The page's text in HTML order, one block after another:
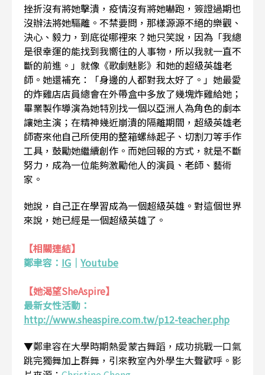
挫折沒有將她擊潰，疫情沒有將她嚇跑，簽證過期也
沒辦法將她驅離。不禁要問，那樣源源不絕的樂觀、
決心、毅力，到底從哪裡來？她只笑說，因為「我總
是很幸運的能找到我嚮往的人事物，所以我就一直不
斷的前進。」就像《歌劇魅影》和她的超級英雄老
師。她還補充：「身邊的人都對我太好了。」她最愛
的炸雞店店員總會在外帶盒中多放了幾塊炸雞給她；
畢業製作導演為她特別找一個以亞洲人為角色的劇本
讓她主演；在精神幾近崩潰的隔離期間，超級英雄老
師寄來他自己所使用的整箱螺絲起子、切割刀等手作
工具，鼓勵她繼續創作。而她回報的方式，就是不斷
努力，成為一位能夠激勵他人的演員、老師、藝術
家。
她說，自己正在學習成為一個超級英雄。對這個世界
來說，她已經是一個超級英雄了。
【相關連結】
鄭聿容： IG ｜ Youtube
【她渴望SheAspire】
最新女性活動：
http://www.sheaspire.com.tw/p12-teacher.php
▼鄭聿容在大學時期熱愛蒙古舞蹈，成功挑戰一口氣
跳完獨舞加上群舞，引來教室內外學生大聲歡呼。影